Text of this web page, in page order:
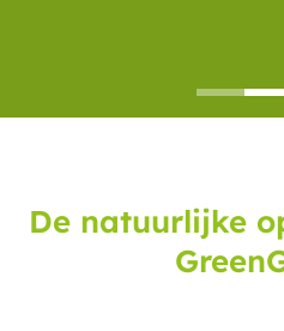
De natuurlijke